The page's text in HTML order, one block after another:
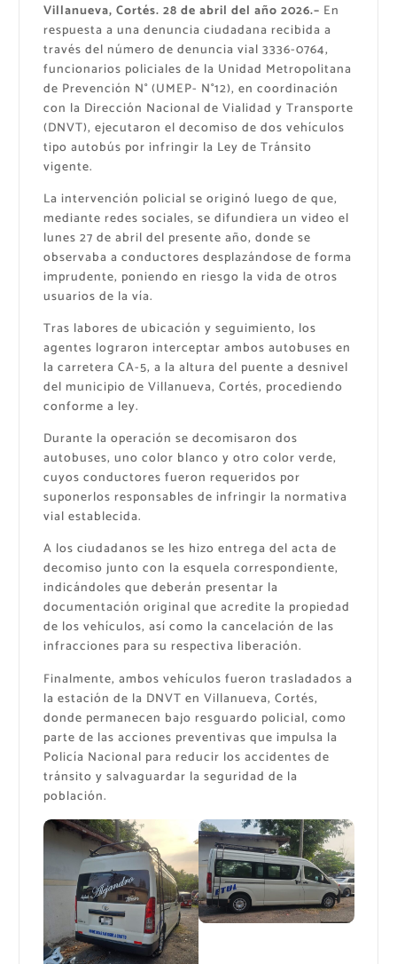
Villanueva, Cortés. 28 de abril del año 2026.– En
respuesta a una denuncia ciudadana recibida a
través del número de denuncia vial 3336-0764,
funcionarios policiales de la Unidad Metropolitana
de Prevención N° (UMEP- N°12), en coordinación
con la Dirección Nacional de Vialidad y Transporte
(DNVT), ejecutaron el decomiso de dos vehículos
tipo autobús por infringir la Ley de Tránsito
vigente.
La intervención policial se originó luego de que,
mediante redes sociales, se difundiera un video el
lunes 27 de abril del presente año, donde se
observaba a conductores desplazándose de forma
imprudente, poniendo en riesgo la vida de otros
usuarios de la vía.
Tras labores de ubicación y seguimiento, los
agentes lograron interceptar ambos autobuses en
la carretera CA-5, a la altura del puente a desnivel
del municipio de Villanueva, Cortés, procediendo
conforme a ley.
Durante la operación se decomisaron dos
autobuses, uno color blanco y otro color verde,
cuyos conductores fueron requeridos por
suponerlos responsables de infringir la normativa
vial establecida.
A los ciudadanos se les hizo entrega del acta de
decomiso junto con la esquela correspondiente,
indicándoles que deberán presentar la
documentación original que acredite la propiedad
de los vehículos, así como la cancelación de las
infracciones para su respectiva liberación.
Finalmente, ambos vehículos fueron trasladados a
la estación de la DNVT en Villanueva, Cortés,
donde permanecen bajo resguardo policial, como
parte de las acciones preventivas que impulsa la
Policía Nacional para reducir los accidentes de
tránsito y salvaguardar la seguridad de la
población.